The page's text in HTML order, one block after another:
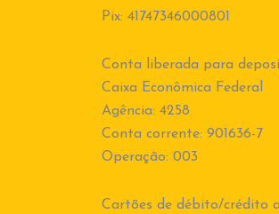
Pix: 41747346000801
Conta liberada para
Caixa Econômica Federal
Agência: 4258
Conta corrente: 901636-7
Operação: 003
Cartões de débito/crédito